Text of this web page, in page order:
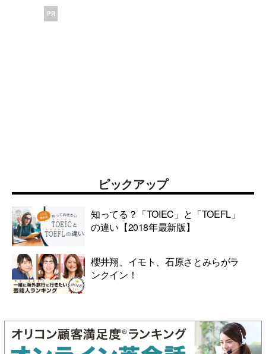
PR
ピックアップ
知ってる？「TOIEC」と「TOEFL」
の違い【2018年最新版】
櫻井翔、イモト、石原さとみらがラ
ンクイン！